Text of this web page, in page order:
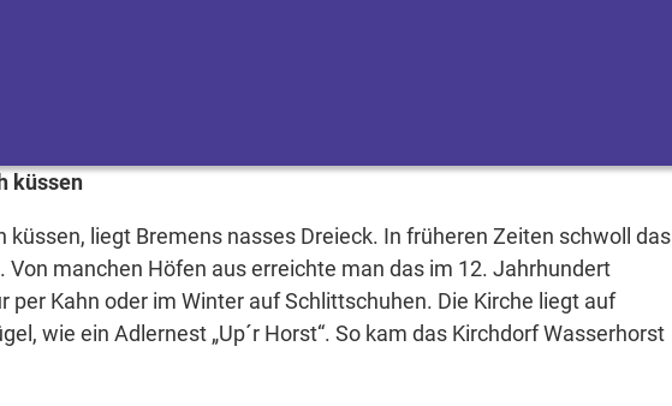
küssen
küssen, liegt Bremens nasses Dreieck. In früheren Zeiten schwoll das
Von manchen Höfen aus erreichte man das im 12. Jahrhundert
per Kahn oder im Winter auf Schlittschuhen. Die Kirche liegt auf
wie ein Adlernest „Up´r Horst“. So kam das Kirchdorf Wasserhorst